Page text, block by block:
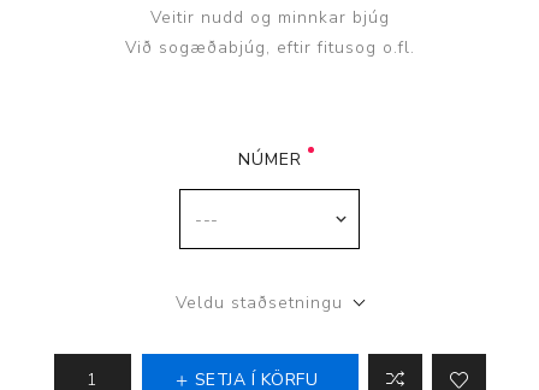
Veitir nudd og minnkar bjúg
Við sogæðabjúg, eftir fitusog o.fl.
NÚMER
Veldu staðsetningu
SETJA Í KÖRFU